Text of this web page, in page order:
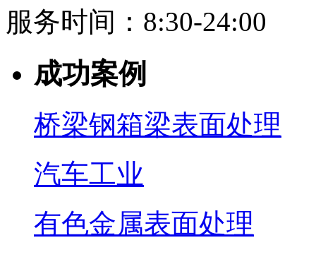
服务时间：8:30-24:00
成功案例
桥梁钢箱梁表面处理
汽车工业
有色金属表面处理